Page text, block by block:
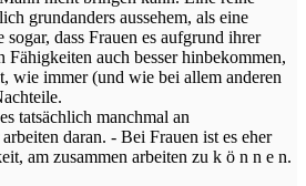
grundanders aussehem, als eine
dass Frauen es aufgrund ihrer
Fähigkeiten auch besser hinbekommen,
wie immer (und wie bei allem anderen
tatsächlich manchmal an
daran. - Bei Frauen ist es eher
am zusammen arbeiten zu k ö n n e n.